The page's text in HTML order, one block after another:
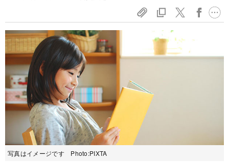
写真はイメージです Photo:PIXTA